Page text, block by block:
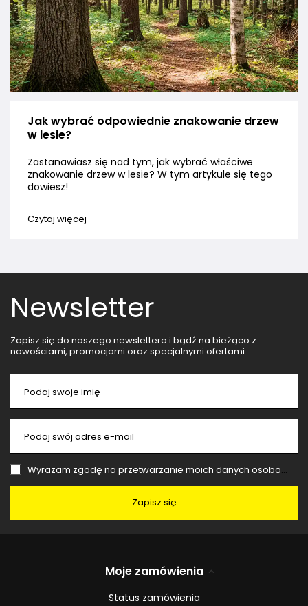
Jak wybrać odpowiednie znakowanie drzew
w lesie?
Zastanawiasz się nad tym, jak wybrać właściwe
znakowanie drzew w lesie? W tym artykule się tego
dowiesz!
Czytaj więcej
Newsletter
Zapisz się do naszego newslettera i bądź na bieżąco z
nowościami, promocjami oraz specjalnymi ofertami.
Podaj swoje imię
Podaj swój adres e-mail
Wyrażam zgodę na przetwarzanie moich danych osobowych (adres e-mail) na potrzeby wysyłki newslettera z informacją handlową (marketing). Więcej w
Zapisz się
Moje zamówienia
Status zamówienia